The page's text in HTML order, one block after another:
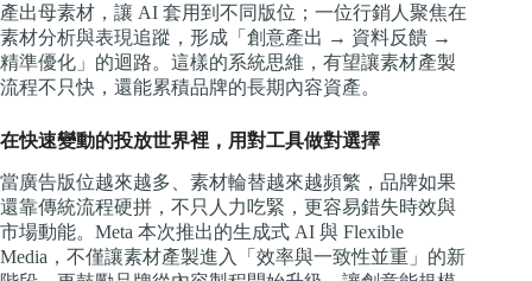
產出母素材，讓 AI 套用到不同版位；一位行銷人聚焦在
素材分析與表現追蹤，形成「創意產出 → 資料反饋 →
精準優化」的迴路。這樣的系統思維，有望讓素材產製
流程不只快，還能累積品牌的長期內容資產。
在快速變動的投放世界裡，用對工具做對選擇
當廣告版位越來越多、素材輪替越來越頻繁，品牌如果
還靠傳統流程硬拼，不只人力吃緊，更容易錯失時效與
市場動能。Meta 本次推出的生成式 AI 與 Flexible
Media，不僅讓素材產製進入「效率與一致性並重」的新